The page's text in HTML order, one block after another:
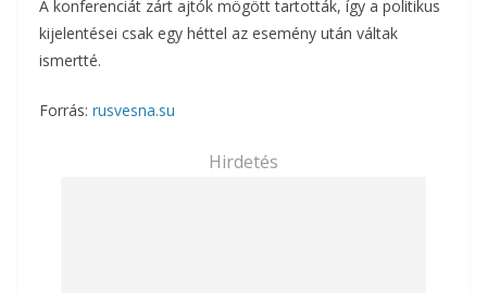
A konferenciát zárt ajtók mögött tartották, így a politikus
kijelentései csak egy héttel az esemény után váltak
ismertté.
Forrás: rusvesna.su
Hirdetés